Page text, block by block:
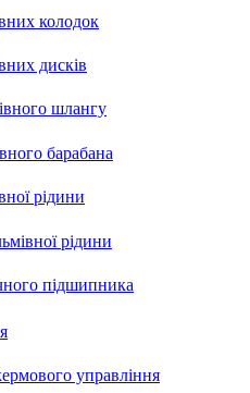
колодок
дисків
шлангу
барабана
рідини
рідини
підшипника
управління